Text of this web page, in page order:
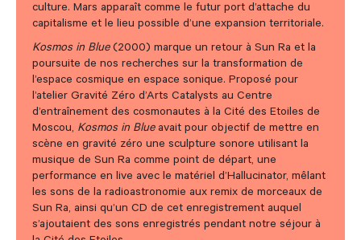
culture. Mars apparaît comme le futur port d’attache du
capitalisme et le lieu possible d’une expansion territoriale.
Kosmos in Blue(2000) marque un retour à Sun Ra et la
poursuite de nos recherches sur la transformation de
l’espace cosmique en espace sonique. Proposé pour
l’atelier Gravité Zéro d’Arts Catalysts au Centre
d’entraînement des cosmonautes à la Cité des Etoiles de
Moscou, Kosmos in Blueavait pour objectif de mettre en
scène en gravité zéro une sculpture sonore utilisant la
musique de Sun Ra comme point de départ, une
performance en live avec le matériel d’Hallucinator, mêlant
les sons de la radioastronomie aux remix de morceaux de
Sun Ra, ainsi qu’un CD de cet enregistrement auquel
s’ajoutaient des sons enregistrés pendant notre séjour à